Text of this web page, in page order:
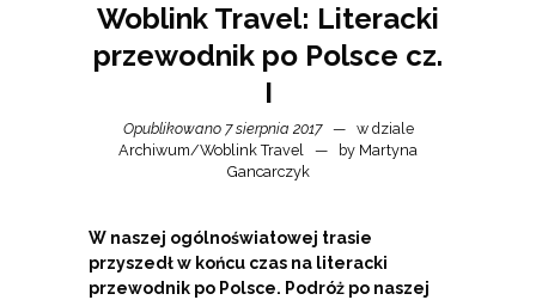
Woblink Travel: Literacki
przewodnik po Polsce cz.
I
Opublikowano 7 sierpnia 2017
w dziale
Archiwum/Woblink Travel by Martyna
Gancarczyk
W naszej ogólnoświatowej trasie
przyszedł w końcu czas na literacki
przewodnik po Polsce. Podróż po naszej